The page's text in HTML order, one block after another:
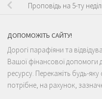
Проповідь на 5-ту
ДОПОМОЖІТЬ САЙТУ!
Дорогі парафіяни та
Вашої фінансової
ресурсу. Перекажіть будь-
потрібне, на рахунок,